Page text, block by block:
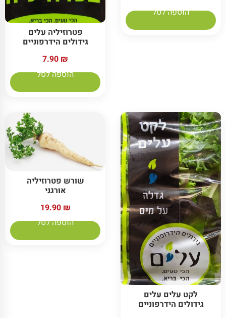
הוספה לסל
פטרוזיליה עלים
גידולים הידרפוניים
7.90 ₪
הוספה לסל
לקט עלים עלים
גידולים הידרפוניים
שורש פטרוזיליה
אורגני
19.90 ₪
הוספה לסל